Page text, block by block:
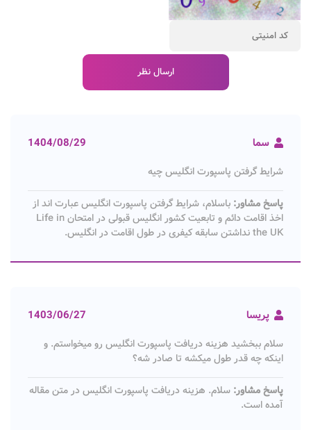
سما 1404/08/29
شرایط گرفتن پاسپورت انگلیس چیه
پاسخ مشاور: باسلام، شرایط گرفتن پاسپورت انگلیس عبارت اند از
اخذ اقامت دائم و تابعیت کشور انگلیس قبولی در امتحان Life in
the UK نداشتن سابقه کیفری در طول اقامت در انگلیس.
پریسا 1403/06/27
سلام ببخشید هزینه دریافت پاسپورت انگلیس رو میخواستم. و
اینکه چه قدر طول میکشه تا صادر شه؟
پاسخ مشاور: سلام. هزینه دریافت پاسپورت انگلیس در متن مقاله
آمده است.